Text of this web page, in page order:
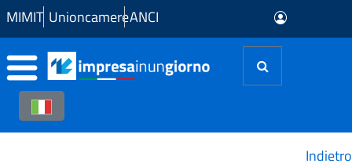
Skip to Main Content
MIMIT UnioncamereANCI
Indietro